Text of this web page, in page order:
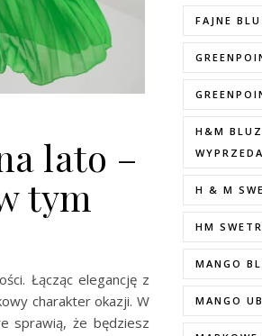
lato –
tym
Łącząc elegancję z
charakter okazji. W
sprawią, że będziesz
FAJNE
H&M
H & M
HM
MANGO
MANGO